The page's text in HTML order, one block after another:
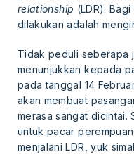
relationship (LDR).
dilakukan adalah
Tidak peduli seberapa
menunjukkan kepada
pada tanggal 14
akan membuat
merasa sangat dicintai.
untuk pacar
menjalani LDR, yuk